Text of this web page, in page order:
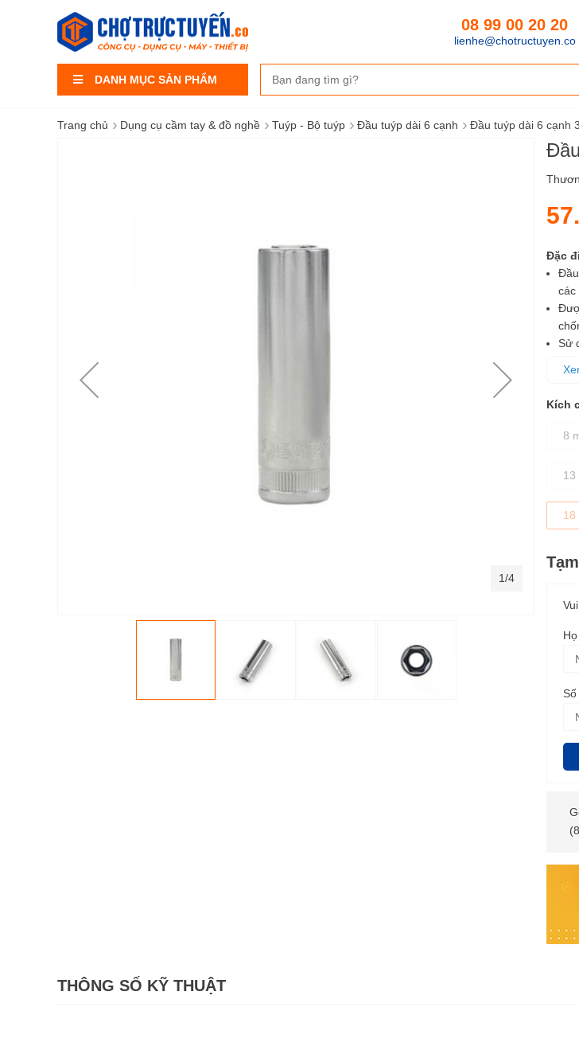
DANH MỤC SẢN PHẨM
08 99 00 20 20
lienhe@chotructuyen.co
Trang chủ › Dụng cụ cầm tay & đồ nghề › Tuýp - Bộ tuýp › Đầu tuýp dài 6 cạnh › Đầu tuýp dài 6 cạnh
Đặc
các
Sử
Kích
8
13
18
1/4
THÔNG SỐ KỸ THUẬT